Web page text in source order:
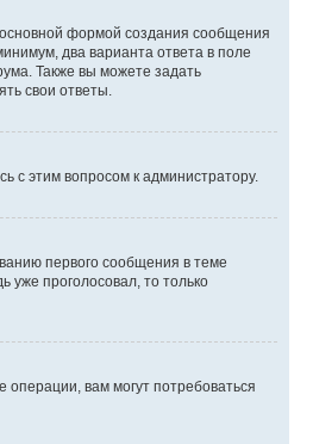
формой создания сообщения
два варианта ответа в поле
Также вы можете задать
свои ответы.
с этим вопросом к администратору.
первого сообщения в теме
уже проголосовал, то только
вам могут потребоваться